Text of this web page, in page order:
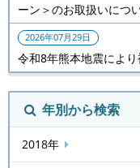
ーン＞のお取扱いにつ
2026年07月29日
令和8年熊本地震によ
年別から検索
2018年